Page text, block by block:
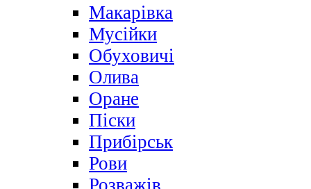
Макарівка
Мусійки
Обуховичі
Олива
Оране
Піски
Прибірськ
Рови